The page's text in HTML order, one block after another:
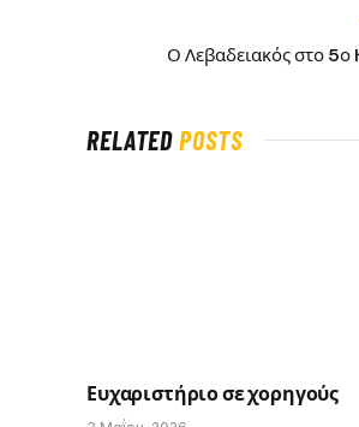
Ο Λεβαδειακός στο
RELATEDPOSTS
Ευχαριστήριο σε χορηγούς